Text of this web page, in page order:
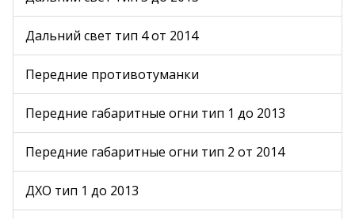
Дальний свет тип 4 от 2014
Передние противотуманки
Передние габаритные огни тип 1 до 2013
Передние габаритные огни тип 2 от 2014
ДХО тип 1 до 2013